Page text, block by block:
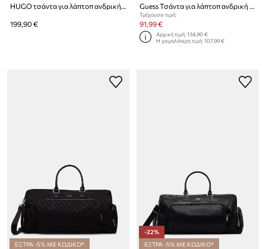
199,90 €
Τρέχουσα τιμή:
91,99 €
Αρχική τιμή:134,90 €
Η χαμηλότερη τιμή:107,99 €
ΕΞΤΡΑ -5% ΜΕ ΚΩΔΙΚΟ*
-22%
ΕΞΤΡΑ -5% ΜΕ ΚΩΔΙΚΟ*